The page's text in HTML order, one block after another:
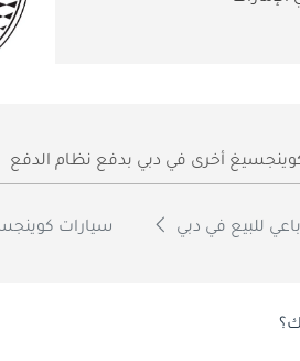
أخرى في دبي بدفع نظام الدفع
للبيع في دبي سيارات